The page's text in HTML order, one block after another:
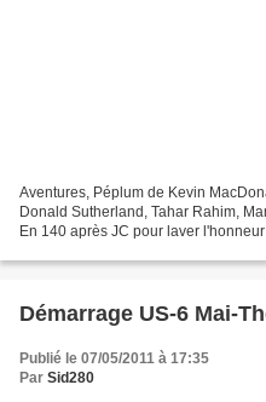
Aventures, Péplum de Kevin
Donald Sutherland, Tahar Rahim,
En 140 après JC pour laver
Démarrage US-6 Mai-
Publié le 07/05/2011 à 17:35
Par Sid280